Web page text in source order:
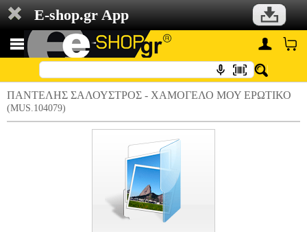
E-shop.gr App
ΠΑΝΤΕΛΗΣ ΣΑΛΟΥΣΤΡΟΣ - ΧΑΜΟΓΕΛΟ ΜΟΥ ΕΡΩΤΙΚΟ
(MUS.104079)